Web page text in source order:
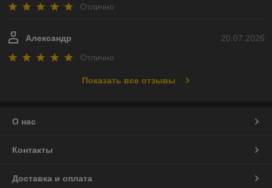
Отлично
20.07.2026
Александр
Отлично
Показать все отзывы
О нас
Контакты
Доставка и оплата